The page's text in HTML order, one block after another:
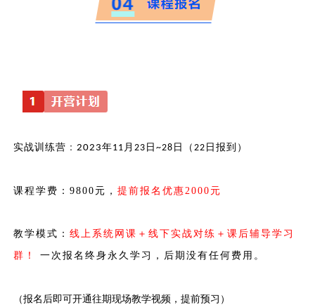
实战训练营 ： 2023年11 月 23 日 ~28 日（ 22 日报到）
课程学费： 9800元， 提前报名优惠2000元
教学模式： 线上系统网课＋线下实战对练＋课后辅导学习
群！ 一次报名终身永久学习，后期没有任何费用。
（报名后即可开通往期现场教学视频，提前预习）